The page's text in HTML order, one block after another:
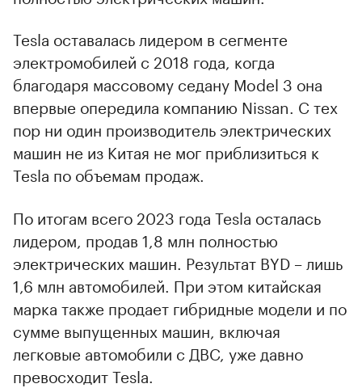
Tesla оставалась лидером в сегменте
электромобилей с 2018 года, когда
благодаря массовому седану Model 3 она
впервые опередила компанию Nissan. С тех
пор ни один производитель электрических
машин не из Китая не мог приблизиться к
Tesla по объемам продаж.
По итогам всего 2023 года Tesla осталась
лидером, продав 1,8 млн полностью
электрических машин. Результат BYD – лишь
1,6 млн автомобилей. При этом китайская
марка также продает гибридные модели и по
сумме выпущенных машин, включая
легковые автомобили с ДВС, уже давно
превосходит Tesla.